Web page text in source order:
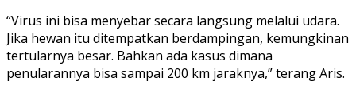
“Virus ini bisa menyebar secara langsung melalui udara.
Jika hewan itu ditempatkan berdampingan, kemungkinan
tertularnya besar. Bahkan ada kasus dimana
penularannya bisa sampai 200 km jaraknya,” terang Aris.